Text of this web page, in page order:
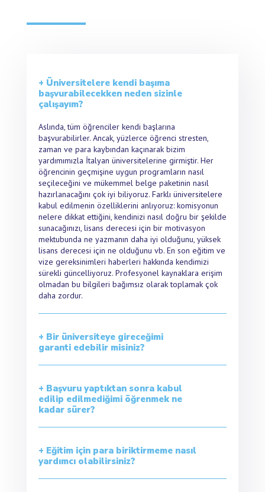
+ Üniversitelere kendi başıma
başvurabilecekken neden sizinle
çalışayım?
Aslında, tüm öğrenciler kendi başlarına
başvurabilirler. Ancak, yüzlerce öğrenci stresten,
zaman ve para kaybından kaçınarak bizim
yardımımızla İtalyan üniversitelerine girmiştir. Her
öğrencinin geçmişine uygun programların nasıl
seçileceğini ve mükemmel belge paketinin nasıl
hazırlanacağını çok iyi biliyoruz. Farklı üniversitelere
kabul edilmenin özelliklerini anlıyoruz: komisyonun
nelere dikkat ettiğini, kendinizi nasıl doğru bir şekilde
sunacağınızı, lisans derecesi için bir motivasyon
mektubunda ne yazmanın daha iyi olduğunu, yüksek
lisans derecesi için ne olduğunu vb. En son eğitim ve
vize gereksinimleri haberleri hakkında kendimizi
sürekli güncelliyoruz. Profesyonel kaynaklara erişim
olmadan bu bilgileri bağımsız olarak toplamak çok
daha zordur.
+ Bir üniversiteye gireceğimi
garanti edebilir misiniz?
+ Başvuru yaptıktan sonra kabul
edilip edilmediğimi öğrenmek ne
kadar sürer?
+ Eğitim için para biriktirmeme nasıl
yardımcı olabilirsiniz?